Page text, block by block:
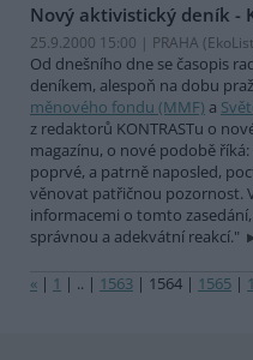
Nový aktivistický deník -
25.9.2000 15:00 | PRAHA
Od dnešního dne se časopis
deníkem, alespoň na dobu
měnového fondu (MMF) a
z redaktorů KONTRASTu o
magazínu, o nové podobě
poprvé, a patrně naposled,
věnovat patřičnou pozornost.
informacemi o tomto
správnou a adekvátní reakcí."
« | 1 | .. | 1563 | 1564 | 1565 |